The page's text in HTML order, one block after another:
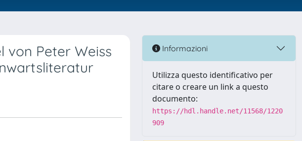
von Peter Weiss
Informazioni
Utilizza questo identificativo per
citare o creare un link a questo
documento:
https://hdl.handle.net/11568/1220
909